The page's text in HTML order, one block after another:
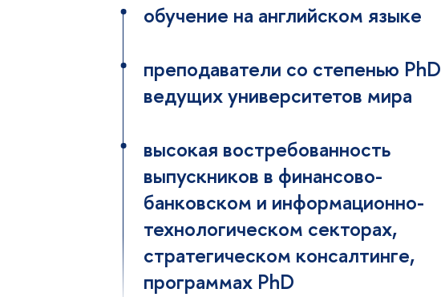
обучение на английском языке
преподаватели со степенью PhD
ведущих университетов мира
высокая востребованность
выпускников в финансово-
банковском и информационно-
технологическом секторах,
стратегическом консалтинге,
программах PhD